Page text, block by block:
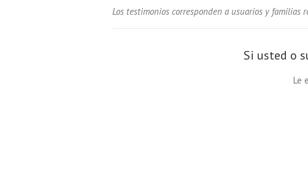
Los testimonios corresponden a usuarios y
Si usted o
Le